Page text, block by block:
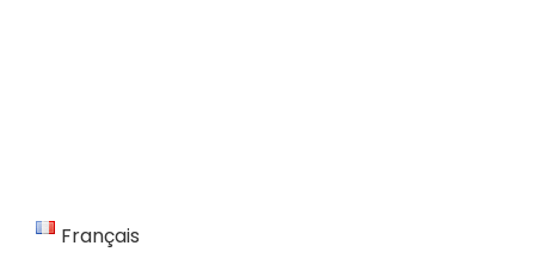
Français